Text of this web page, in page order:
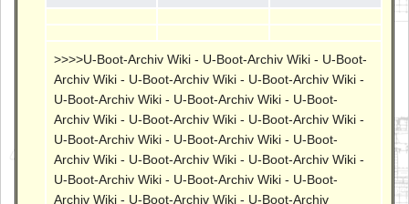
>>>>U-Boot-Archiv Wiki - U-Boot-Archiv Wiki - U-Boot-
Archiv Wiki - U-Boot-Archiv Wiki - U-Boot-Archiv Wiki -
U-Boot-Archiv Wiki - U-Boot-Archiv Wiki - U-Boot-
Archiv Wiki - U-Boot-Archiv Wiki - U-Boot-Archiv Wiki -
U-Boot-Archiv Wiki - U-Boot-Archiv Wiki - U-Boot-
Archiv Wiki - U-Boot-Archiv Wiki - U-Boot-Archiv Wiki -
U-Boot-Archiv Wiki - U-Boot-Archiv Wiki - U-Boot-
Archiv Wiki - U-Boot-Archiv Wiki - U-Boot-Archiv